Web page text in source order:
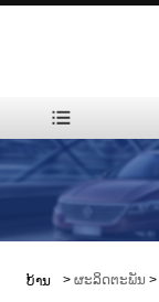
ບ້ານ > ຜະລິດຕະພັນ >